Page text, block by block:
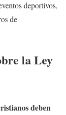
deportivos,
de
laLey
deben